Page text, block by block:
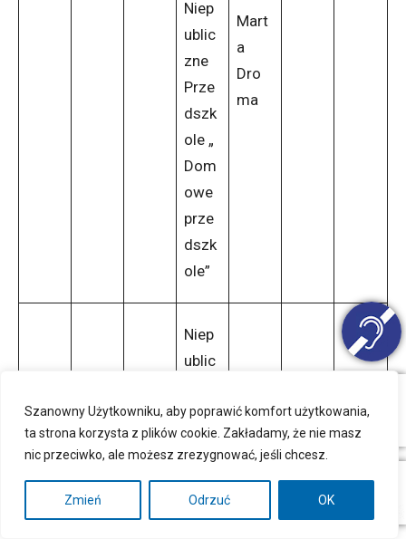
Szanowny Użytkowniku, aby poprawić komfort użytkowania,
ta strona korzysta z plików cookie. Zakładamy, że nie masz
nic przeciwko, ale możesz zrezygnować, jeśli chcesz.
Zmień Odrzuć OK
Niep
ublic
zne
Prze
dszk
ole „
Dom
owe
prze
dszk
ole”
Mart
a
Dro
ma
Niep
ublic
Punk
t
Prze
dszk
olny